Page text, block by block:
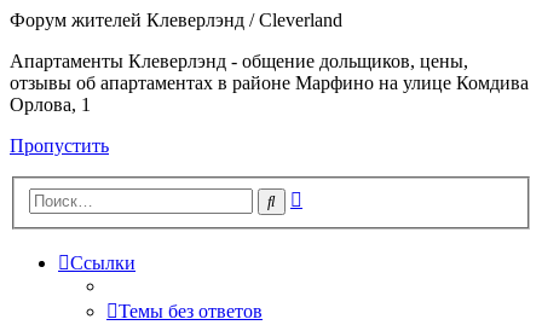
Форум жителей Клеверлэнд / Cleverland
Апартаменты Клеверлэнд - общение дольщиков, цены,
отзывы об апартаментах в районе Марфино на улице Комдива
Орлова, 1
Пропустить
Поиск
Ссылки
Темы без ответов